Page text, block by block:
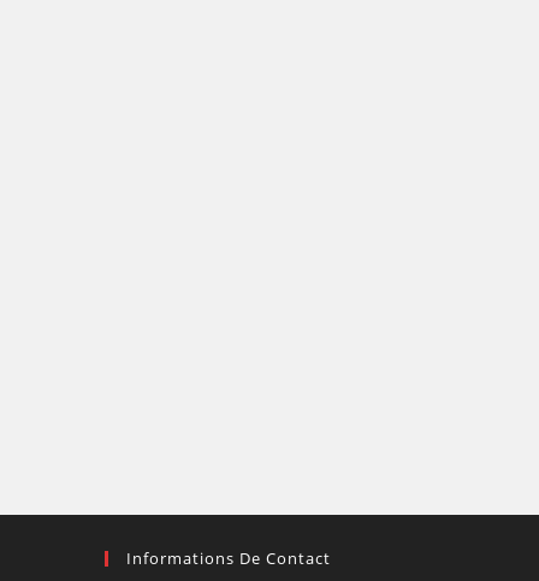
Informations De Contact